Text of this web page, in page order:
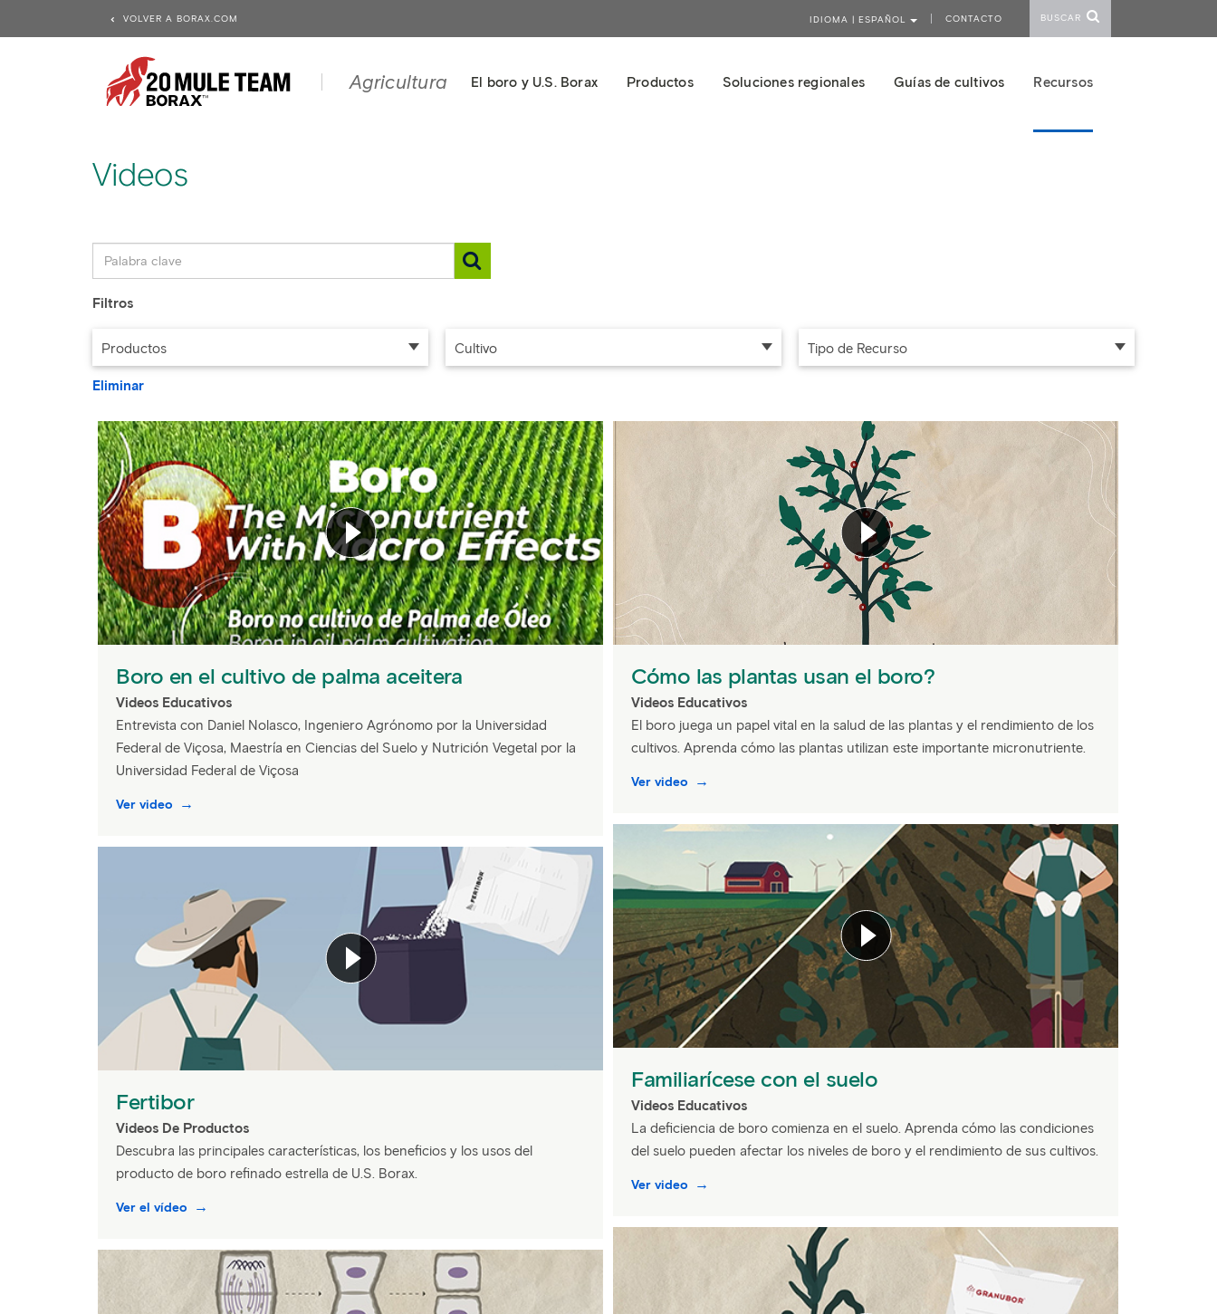
Videos
Filtros
Productos Cultivo Tipo de Recurso
Eliminar
Boro en el cultivo de palma aceitera
Videos Educativos
Entrevista con Daniel Nolasco, Ingeniero Agrónomo por la Universidad
Federal de Viçosa, Maestría en Ciencias del Suelo y Nutrición Vegetal por la
Universidad Federal de Viçosa
Ver video
Cómo las plantas usan el boro?
Videos Educativos
El boro juega un papel vital en la salud de las plantas y el rendimiento de los
cultivos. Aprenda cómo las plantas utilizan este importante micronutriente.
Ver video
Familiarícese con el suelo
Videos Educativos
La deficiencia de boro comienza en el suelo. Aprenda cómo las condiciones
del suelo pueden afectar los niveles de boro y el rendimiento de sus cultivos.
Ver video
Fertibor
Videos De Productos
Descubra las principales características, los beneficios y los usos del
producto de boro refinado estrella de U.S. Borax.
Ver el vídeo
VOLVER A BORAX.COM IDIOMA | ESPAÑOL CONTACTO BUSCAR
Agricultura El boro y U.S. Borax Productos Soluciones regionales Guías de cultivos Recursos